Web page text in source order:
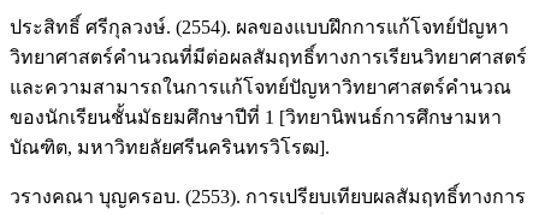
ประสิทธิ์ ศรีกุลวงษ์. (2554). ผลของแบบฝึกการแก้โจทย์ปัญหา
วิทยาศาสตร์คำนวณที่มีต่อผลสัมฤทธิ์ทางการเรียนวิทยาศาสตร์
และความสามารถในการแก้โจทย์ปัญหาวิทยาศาสตร์คำนวณ
ของนักเรียนชั้นมัธยมศึกษาปีที่ 1 [วิทยานิพนธ์การศึกษามหา
บัณฑิต, มหาวิทยลัยศรีนครินทรวิโรฒ].
วรางคณา บุญครอบ. (2553). การเปรียบเทียบผลสัมฤทธิ์ทางการ